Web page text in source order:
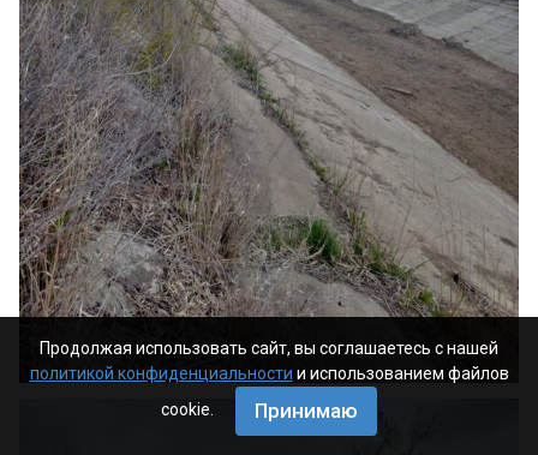
Продолжая использовать сайт, вы соглашаетесь с нашей
политикой конфиденциальности и использованием файлов
cookie.
Принимаю